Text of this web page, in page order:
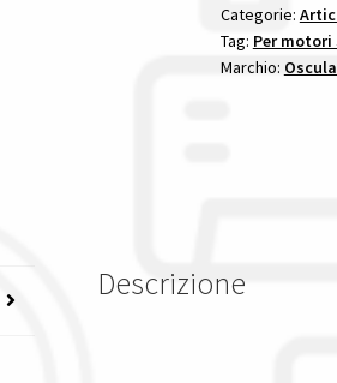
-
15
Denti
Categorie:
Tag: Per motori
Marchio:
Descrizione